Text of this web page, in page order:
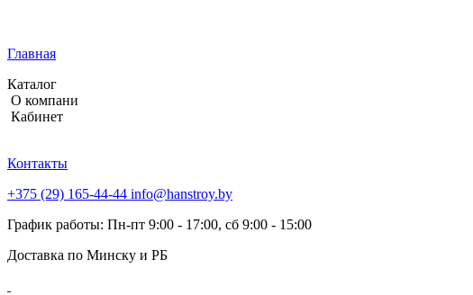
Главная
Каталог
О компани
Кабинет
Контакты
+375 (29) 165-44-44 info@hanstroy.by
График работы: Пн-пт 9:00 - 17:00, сб 9:00 - 15:00
Доставка по Минску и РБ